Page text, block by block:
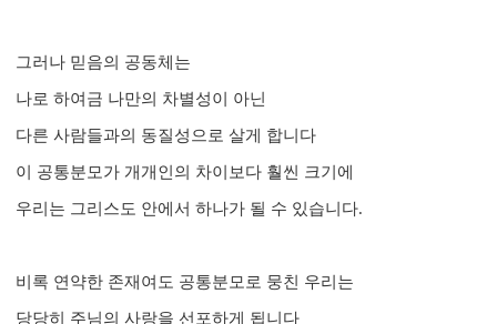
그러나 믿음의 공동체는
나로 하여금 나만의 차별성이 아닌
다른 사람들과의 동질성으로 살게 합니다
이 공통분모가 개개인의 차이보다 훨씬 크기에
우리는 그리스도 안에서 하나가 될 수 있습니다.
비록 연약한 존재여도 공통분모로 뭉친 우리는
당당히 주님의 사랑을 선포하게 됩니다